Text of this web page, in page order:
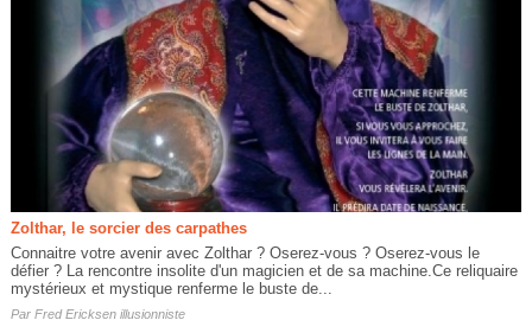
Zolthar, le sorcier des carpathes
Connaitre votre avenir avec Zolthar ? Oserez-vous ? Oserez-vous le
défier ? La rencontre insolite d'un magicien et de sa machine.Ce reliquaire
mystérieux et mystique renferme le buste de...
Par Fred Ericksen illusionniste